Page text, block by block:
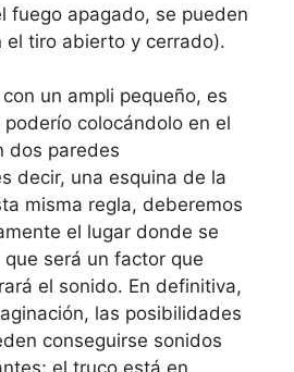
fuego apagado, se pueden
el tiro abierto y cerrado).
un ampli pequeño, es
colocándolo en el
dos paredes
decir, una esquina de la
misma regla, deberemos
el lugar donde se
será un factor que
el sonido. En definitiva,
las posibilidades
conseguirse sonidos